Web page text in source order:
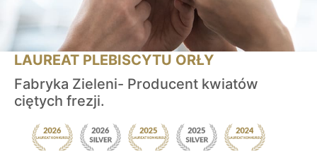
LAUREAT PLEBISCYTU ORŁY
Fabryka Zieleni- Producent kwiatów
ciętych frezji.